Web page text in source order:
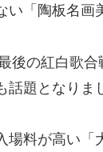
い「陶板名画
後の紅白歌
話題となりま
場料が高い「